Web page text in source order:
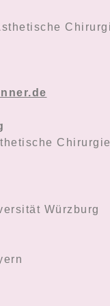
Würzburg